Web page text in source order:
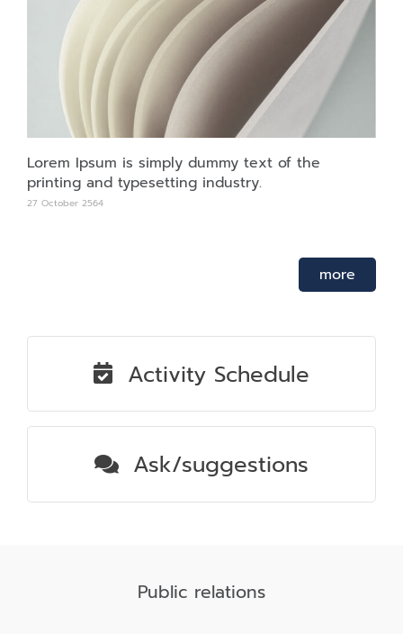
Lorem Ipsum is simply dummy text of the
printing and typesetting industry.
27 October 2564
more
Activity Schedule
Ask/suggestions
Public relations